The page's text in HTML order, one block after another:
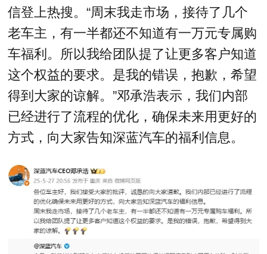
信登上热搜。“周末我走市场，接待了几个
老车主，有一半都还不知道有一万元专属购
车福利。所以我给团队提了让更多客户知道
这个权益的要求。是我的错误，抱歉，希望
得到大家的谅解。”邓承浩表示，我们内部
已经进行了流程的优化，确保未来用更好的
方式，向大家告知深蓝汽车的福利信息。